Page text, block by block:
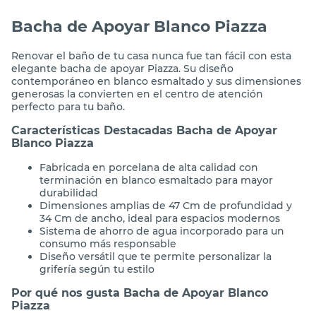
Bacha de Apoyar Blanco Piazza
Renovar el baño de tu casa nunca fue tan fácil con esta
elegante bacha de apoyar Piazza. Su diseño
contemporáneo en blanco esmaltado y sus dimensiones
generosas la convierten en el centro de atención
perfecto para tu baño.
Características Destacadas Bacha de Apoyar
Blanco Piazza
Fabricada en porcelana de alta calidad con
terminación en blanco esmaltado para mayor
durabilidad
Dimensiones amplias de 47 Cm de profundidad y
34 Cm de ancho, ideal para espacios modernos
Sistema de ahorro de agua incorporado para un
consumo más responsable
Diseño versátil que te permite personalizar la
grifería según tu estilo
Por qué nos gusta Bacha de Apoyar Blanco
Piazza